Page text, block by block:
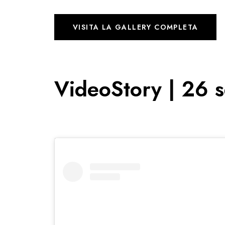
VISITA LA GALLERY COMPLETA
VideoStory | 26